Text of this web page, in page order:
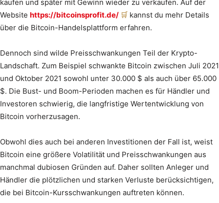
kaufen und später mit Gewinn wieder zu verkaufen. Auf der
Website https://bitcoinsprofit.de/
kannst du mehr Details
über die Bitcoin-Handelsplattform erfahren.
Dennoch sind wilde Preisschwankungen Teil der Krypto-
Landschaft. Zum Beispiel schwankte Bitcoin zwischen Juli 2021
und Oktober 2021 sowohl unter 30.000 $ als auch über 65.000
$. Die Bust- und Boom-Perioden machen es für Händler und
Investoren schwierig, die langfristige Wertentwicklung von
Bitcoin vorherzusagen.
Obwohl dies auch bei anderen Investitionen der Fall ist, weist
Bitcoin eine größere Volatilität und Preisschwankungen aus
manchmal dubiosen Gründen auf. Daher sollten Anleger und
Händler die plötzlichen und starken Verluste berücksichtigen,
die bei Bitcoin-Kursschwankungen auftreten können.